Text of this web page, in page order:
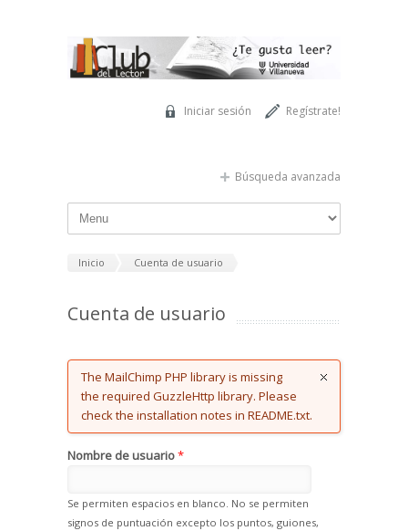
Regístrate!
Iniciar sesión
Búsqueda avanzada
Inicio Cuenta de usuario
Cuenta de usuario
Error message
The MailChimp PHP library is missing
the required GuzzleHttp library. Please
check the installation notes in README.txt.
Nombre de usuario*
Se permiten espacios en blanco. No se permiten
signos de puntuación excepto los puntos, guiones,